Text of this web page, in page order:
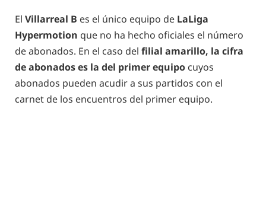
El Villarreal B es el único equipo de LaLiga
Hypermotion que no ha hecho oficiales el número
de abonados. En el caso del filial amarillo, la cifra
de abonados es la del primer equipo cuyos
abonados pueden acudir a sus partidos con el
carnet de los encuentros del primer equipo.